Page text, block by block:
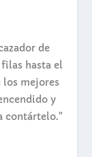
de
hasta el
los mejores
y
contártelo."